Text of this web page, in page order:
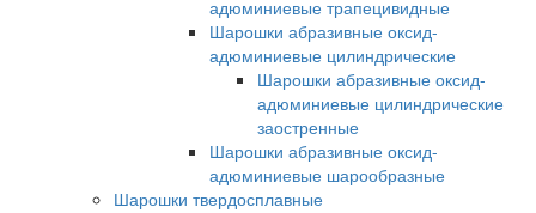
адюминиевые трапецивидные
Шарошки абразивные оксид-
адюминиевые цилиндрические
Шарошки абразивные оксид-
адюминиевые цилиндрические
заостренные
Шарошки абразивные оксид-
адюминиевые шарообразные
Шарошки твердосплавные